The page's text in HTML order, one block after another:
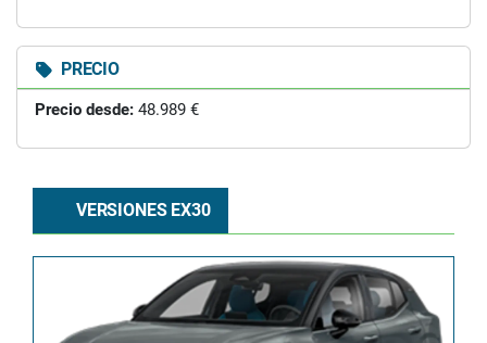
PRECIO
Precio desde: 48.989 €
VERSIONES EX30